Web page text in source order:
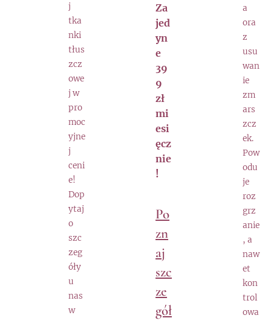
j
tka
nki
tłus
zcz
owe
j w
pro
moc
yjne
j
ceni
e!
Dop
ytaj
o
szc
zeg
óły
u
nas
w
Za
jed
yn
e
39
9
zł
mi
esi
ęcz
nie
!
Po
zn
aj
szc
ze
gół
a
ora
z
usu
wan
ie
zm
ars
zcz
ek.
Pow
odu
je
roz
grz
anie
, a
naw
et
kon
trol
owa